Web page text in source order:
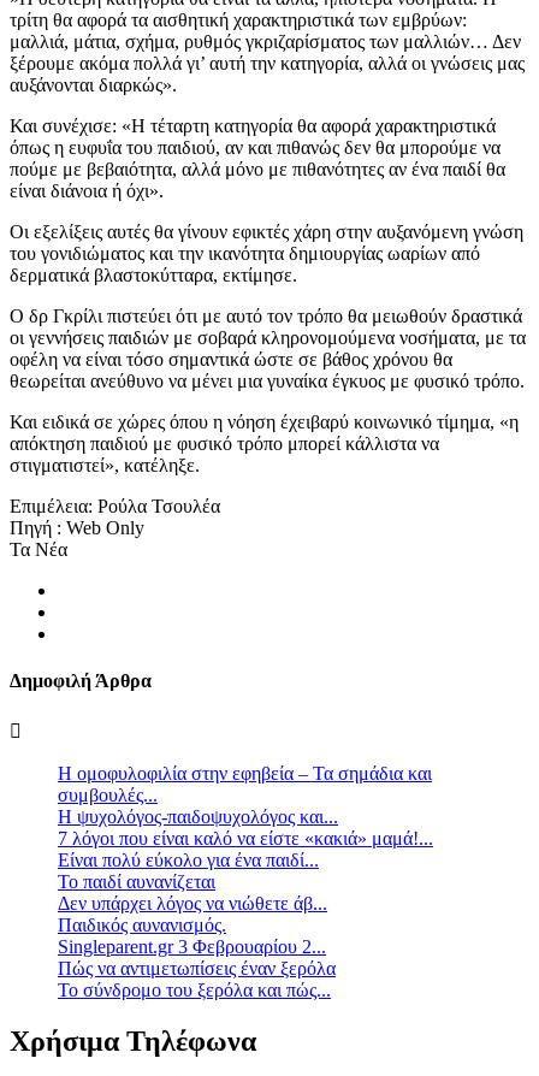
τρίτη θα αφορά τα αισθητική χαρακτηριστικά των εμβρύων:
μαλλιά, μάτια, σχήμα, ρυθμός γκριζαρίσματος των μαλλιών… Δεν
ξέρουμε ακόμα πολλά γι’ αυτή την κατηγορία, αλλά οι γνώσεις μας
αυξάνονται διαρκώς».
Και συνέχισε: «Η τέταρτη κατηγορία θα αφορά χαρακτηριστικά
όπως η ευφυΐα του παιδιού, αν και πιθανώς δεν θα μπορούμε να
πούμε με βεβαιότητα, αλλά μόνο με πιθανότητες αν ένα παιδί θα
είναι διάνοια ή όχι».
Οι εξελίξεις αυτές θα γίνουν εφικτές χάρη στην αυξανόμενη γνώση
του γονιδιώματος και την ικανότητα δημιουργίας ωαρίων από
δερματικά βλαστοκύτταρα, εκτίμησε.
Ο δρ Γκρίλι πιστεύει ότι με αυτό τον τρόπο θα μειωθούν δραστικά
οι γεννήσεις παιδιών με σοβαρά κληρονομούμενα νοσήματα, με τα
οφέλη να είναι τόσο σημαντικά ώστε σε βάθος χρόνου θα
θεωρείται ανεύθυνο να μένει μια γυναίκα έγκυος με φυσικό τρόπο.
Και ειδικά σε χώρες όπου η νόηση έχειβαρύ κοινωνικό τίμημα, «η
απόκτηση παιδιού με φυσικό τρόπο μπορεί κάλλιστα να
στιγματιστεί», κατέληξε.
Επιμέλεια: Ρούλα Τσουλέα
Πηγή : Web Only
Τα Νέα
Δημοφιλή Άρθρα
Η ομοφυλοφιλία στην εφηβεία – Τα σημάδια και
συμβουλές...
Η ψυχολόγος-παιδοψυχολόγος και...
7 λόγοι που είναι καλό να είστε «κακιά» μαμά!...
Είναι πολύ εύκολο για ένα παιδί...
Το παιδί αυνανίζεται
Δεν υπάρχει λόγος να νιώθετε άβ...
Παιδικός αυνανισμός.
Singleparent.gr 3 Φεβρουαρίου 2...
Πώς να αντιμετωπίσεις έναν ξερόλα
Το σύνδρομο του ξερόλα και πώς...
Χρήσιμα Τηλέφωνα